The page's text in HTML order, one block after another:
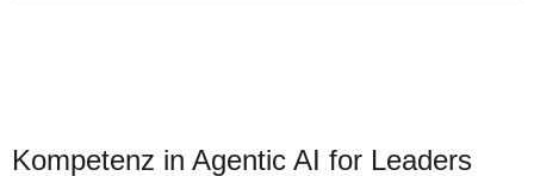
Kompetenz in Agentic AI for Leaders